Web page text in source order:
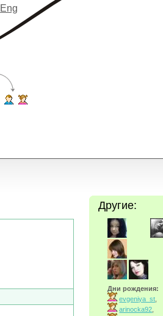
Eng
Другие:
Дни рождения:
evgeniya_st
arinocka92